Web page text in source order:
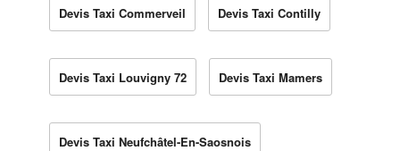
Devis Taxi Commerveil Devis Taxi Contilly
Devis Taxi Louvigny 72 Devis Taxi Mamers
Devis Taxi Neufchâtel-En-Saosnois